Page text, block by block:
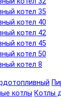
котел 35
котел 40
котел 42
котел 45
котел 50
котел 8
котлы Котлы